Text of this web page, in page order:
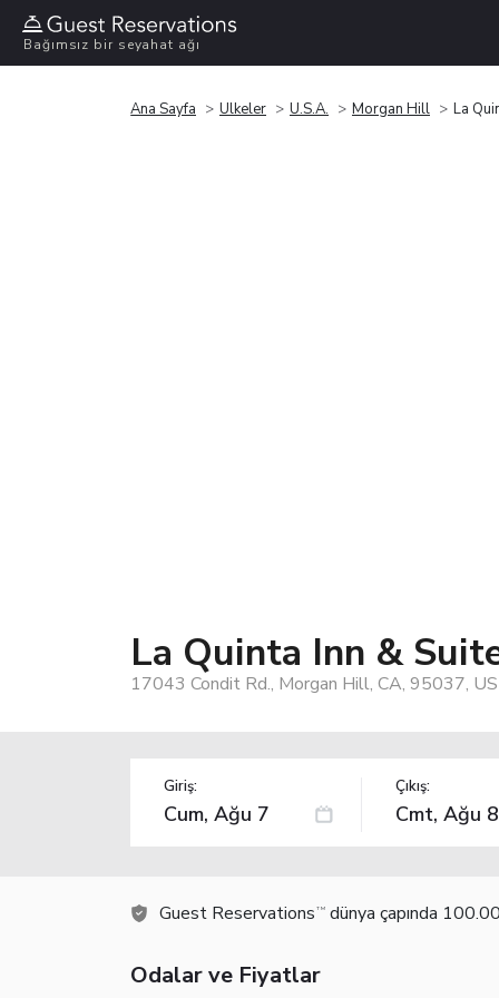
Bağımsız bir seyahat ağı
Ana Sayfa Ülkeler U.S.A. Morgan Hill La
La Quinta Inn &
17043 Condit Rd., Morgan Hill, CA, 95037, US
Giriş: Çıkış:
Guest Reservations TM dünya çapında
Odalar ve Fiyatlar